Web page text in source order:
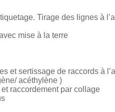
Tirage des lignes à
mise à la terre
et sertissage de raccords à
acéthylène )
raccordement par collage